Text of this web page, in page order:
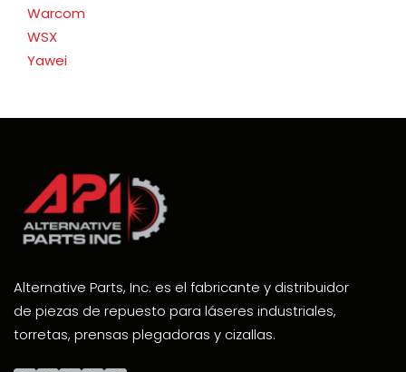
Warcom
WSX
Yawei
Alternative Parts, Inc. es el fabricante y distribuidor
de piezas de repuesto para láseres industriales,
torretas, prensas plegadoras y cizallas.